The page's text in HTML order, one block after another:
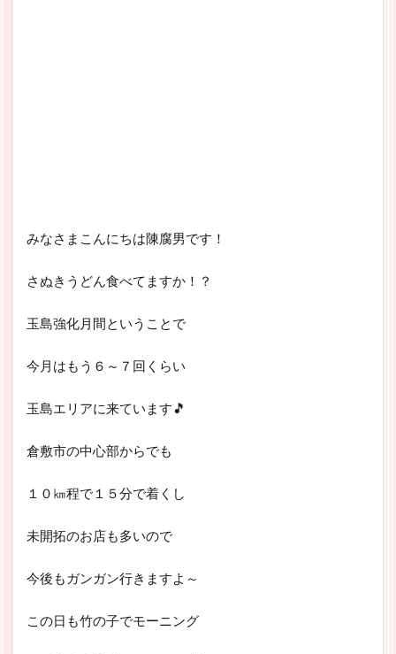
みなさまこんにちは陳腐男です！
さぬきうどん食べてますか！？
玉島強化月間ということで
今月はもう６～７回くらい
玉島エリアに来ています🎵
倉敷市の中心部からでも
１０㎞程で１５分で着くし
未開拓のお店も多いので
今後もガンガン行きますよ～
この日も竹の子でモーニング